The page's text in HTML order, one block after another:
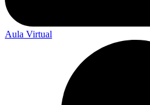
Aula Virtual